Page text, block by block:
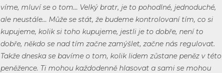
víme, mluví se o tom… Velký bratr, je to pohodlné, jednoduché,
ale neustále… Může se stát, že budeme kontrolovaní tím, co si
kupujeme, kolik si toho kupujeme, jestli je to dobře, není to
dobře, někdo se nad tím začne zamýšlet, začne nás regulovat.
Takže dneska se bavíme o tom, kolik lidem zůstane peněz v této
peněžence. Ti mohou každodenně hlasovat a sami se mohou